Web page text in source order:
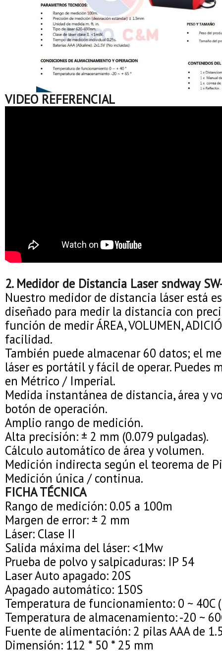
VIDEO REFERENCIAL
2. Medidor de Distancia Laser sndway
Nuestro medidor de distancia láser está
diseñado para medir la distancia con
función de medir ÁREA, VOLUMEN,
facilidad.
También puede almacenar 60 datos; el
láser es portátil y fácil de operar. Puedes
en Métrico / Imperial.
Medida instantánea de distancia, área y
botón de operación.
Amplio rango de medición.
Alta precisión: ± 2 mm (0.079 pulgadas).
Cálculo automático de área y volumen.
Medición indirecta según el teorema de
Medición única / continua.
FICHA TÉCNICA
Rango de medición: 0.05 a 100m
Margen de error: ± 2 mm
Láser: Clase II
Salida máxima del láser: <1Mw
Prueba de polvo y salpicaduras: IP 54
Laser Auto apagado: 20S
Apagado automático: 150S
Temperatura de funcionamiento: 0 ~ 40C
Temperatura de almacenamiento: -20 ~
Fuente de alimentación: 2 pilas AAA de
Dimensión: 112 * 50 * 25 mm